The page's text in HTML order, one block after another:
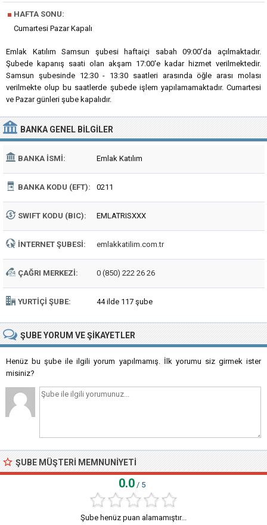
■ HAFTA SONU:
Cumartesi Pazar Kapalı
Emlak Katılım Samsun şubesi haftaiçi sabah 09:00'da açılmaktadır.
Şubede kapanış saati olan akşam 17:00'e kadar hizmet verilmektedir.
Samsun şubesinde 12:30 - 13:30 saatleri arasında öğle arası molası
verilmekte olup bu saatlerde şubede işlem yapılamamaktadır. Cumartesi
ve Pazar günleri şube kapalıdır.
BANKA GENEL BILGILER
BANKA İSMI: Emlak Katılım
BANKA KODU (EFT): 0211
SWIFT KODU (BIC): EMLATRISXXX
İNTERNET ŞUBESI: emlakkatilim.com.tr
ÇAĞRI MERKEZI: 0 (850) 222 26 26
YURTIÇI ŞUBE: 44 ilde 117 şube
ŞUBEYORUM VE ŞIKAYETLER
Henüz bu şube ile ilgili yorum yapılmamış. İlk yorumu siz girmek ister
misiniz?
ŞUBE MÜŞTERI MEMNUNIYETI
0.0 / 5
Şube henüz puan alamamıştır...